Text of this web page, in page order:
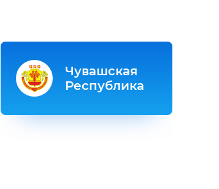
Чувашская
Республика